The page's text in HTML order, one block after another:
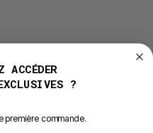
ACCÉDER
?
première commande.